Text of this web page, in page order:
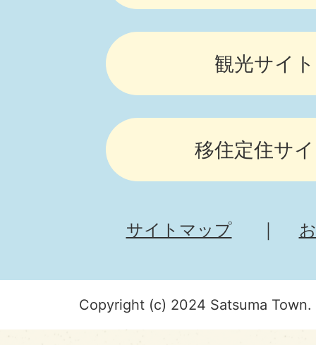
観光サイト
移住定住サ
サイトマップ
Copyright (c) 2024 Satsuma